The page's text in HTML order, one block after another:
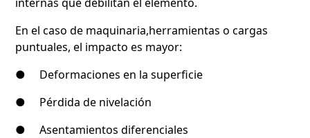
En el caso de maquinaria,herramientas o cargas
puntuales, el impacto es mayor:
● Deformaciones en la superficie
● Pérdida de nivelación
● Asentamientos diferenciales